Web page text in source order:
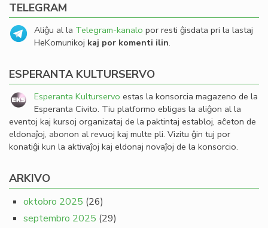
TELEGRAM
Aliĝu al la Telegram-kanalo por resti ĝisdata pri la lastaj
HeKomunikoj kaj por komenti ilin.
ESPERANTA KULTURSERVO
Esperanta Kulturservo estas la konsorcia magazeno de la
Esperanta Civito. Tiu platformo ebligas la aliĝon al la
eventoj kaj kursoj organizataj de la paktintaj establoj, aĉeton de
eldonaĵoj, abonon al revuoj kaj multe pli. Vizitu ĝin tuj por
konatiĝi kun la aktivaĵoj kaj eldonaj novaĵoj de la konsorcio.
ARKIVO
oktobro 2025 (26)
septembro 2025 (29)